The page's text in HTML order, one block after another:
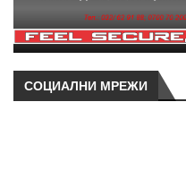
СОЦИАЛНИ МРЕЖИ